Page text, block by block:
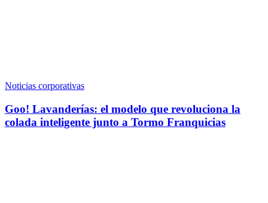
Noticias corporativas
Goo! Lavanderías: el modelo que revoluciona la
colada inteligente junto a Tormo Franquicias